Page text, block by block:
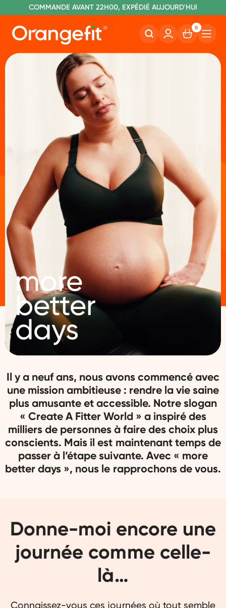
SANS LACTOSE ET SUCRALOSE
COMMANDE AVANT 22H00, EXPÉDIÉ AUJOURD'HUI
LIVRAISON GRATUITE À PARTIR DE 60€
0
more
better
days
Il y a neuf ans, nous avons commencé avec
une mission ambitieuse : rendre la vie saine
plus amusante et accessible. Notre slogan
« Create A Fitter World » a inspiré des
milliers de personnes à faire des choix plus
conscients. Mais il est maintenant temps de
passer à l’étape suivante. Avec « more
better days », nous le rapprochons de vous.
Donne-moi encore une
journée comme celle-
là…
Connaissez-vous ces journées où tout semble